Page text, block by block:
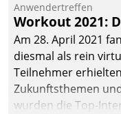
Cloud-Strategien und
Lösungen mit
Zukunftspotenzial.
Anwendertreffen
Workout 2021:
Am 28. April 2021
diesmal als rein
Teilnehmer
Zukunftsthemen
wurden die Top-